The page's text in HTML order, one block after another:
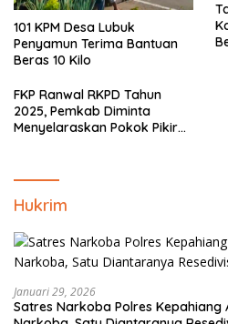
101 KPM Desa Lubuk
Penyamun Terima Bantuan
Beras 10 Kilo
FKP Ranwal RKPD Tahun
2025, Pemkab Diminta
Menyelaraskan Pokok Pikiran
Hukrim
Januari 29, 2026
Satres Narkoba Polres Kepahiang